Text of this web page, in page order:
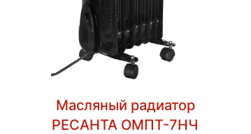
Масляный радиатор
РЕСАНТА ОМПТ-7НЧ